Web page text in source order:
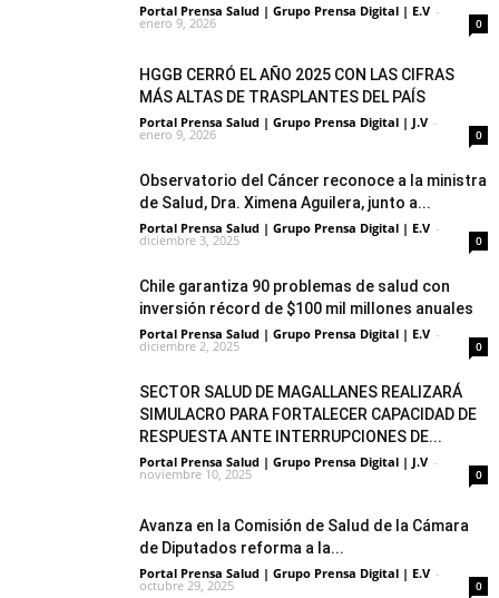
Portal Prensa Salud | Grupo Prensa Digital | E.V -
enero 9, 2026 0
HGGB CERRÓ EL AÑO 2025 CON LAS CIFRAS
MÁS ALTAS DE TRASPLANTES DEL PAÍS
Portal Prensa Salud | Grupo Prensa Digital | J.V -
enero 9, 2026 0
Observatorio del Cáncer reconoce a la ministra
de Salud, Dra. Ximena Aguilera, junto a...
Portal Prensa Salud | Grupo Prensa Digital | E.V -
diciembre 3, 2025 0
Chile garantiza 90 problemas de salud con
inversión récord de $100 mil millones anuales
Portal Prensa Salud | Grupo Prensa Digital | E.V -
diciembre 2, 2025 0
SECTOR SALUD DE MAGALLANES REALIZARÁ
SIMULACRO PARA FORTALECER CAPACIDAD DE
RESPUESTA ANTE INTERRUPCIONES DE...
Portal Prensa Salud | Grupo Prensa Digital | J.V -
noviembre 10, 2025 0
Avanza en la Comisión de Salud de la Cámara
de Diputados reforma a la...
Portal Prensa Salud | Grupo Prensa Digital | E.V -
octubre 29, 2025 0